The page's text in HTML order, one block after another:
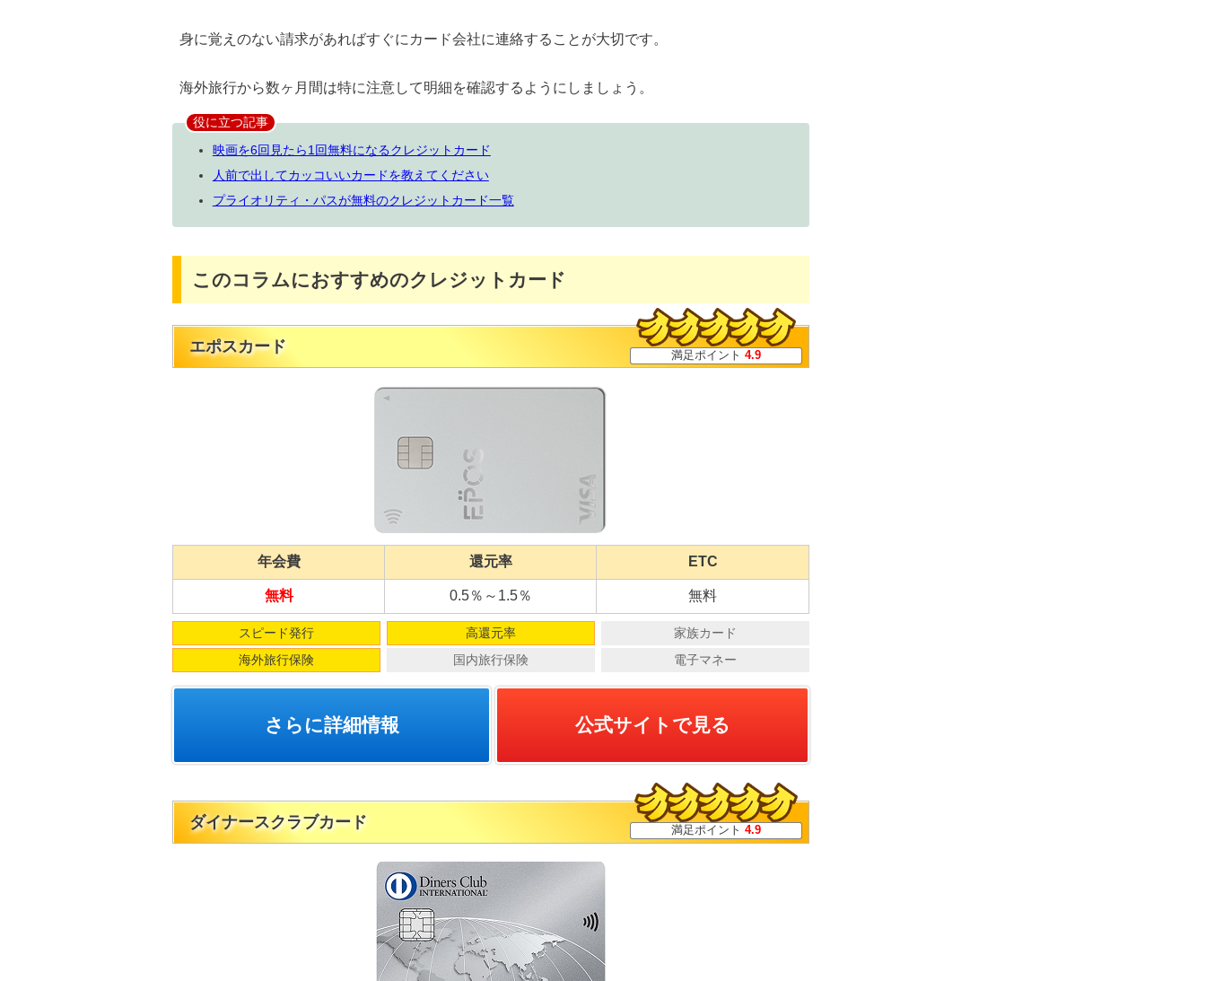
身に覚えのない請求があればすぐにカード会社に連絡することが大切です。
海外旅行から数ヶ月間は特に注意して明細を確認するようにしましょう。
役に立つ記事
映画を6回見たら1回無料になるクレジットカード
人前で出してカッコいいカードを教えてください
プライオリティ・パスが無料のクレジットカード一覧
このコラムにおすすめのクレジットカード
エポスカード 満足ポイント 4.9
年会費 還元率 ETC
無料 0.5％～1.5％ 無料
スピード発行 高還元率
家族カード
海外旅行保険
国内旅行保険 電子マネー
さらに詳細情報 公式サイトで見る
ダイナースクラブカード 満足ポイント 4.9